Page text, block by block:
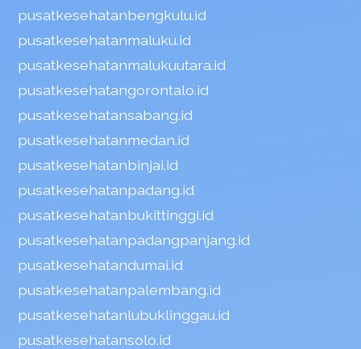
pusatkesehatanbengkulu.id
pusatkesehatanmaluku.id
pusatkesehatanmalukuutara.id
pusatkesehatangorontalo.id
pusatkesehatansabang.id
pusatkesehatanmedan.id
pusatkesehatanbinjai.id
pusatkesehatanpadang.id
pusatkesehatanbukittinggi.id
pusatkesehatanpadangpanjang.id
pusatkesehatandumai.id
pusatkesehatanpalembang.id
pusatkesehatanlubuklinggau.id
pusatkesehatansolo.id